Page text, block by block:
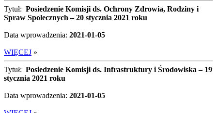
Tytuł: Posiedzenie Komisji ds. Ochrony Zdrowia, Rodziny i
Spraw Społecznych – 20 stycznia 2021 roku
Data wprowadzenia: 2021-01-05
WIĘCEJ »
Tytuł: Posiedzenie Komisji ds. Infrastruktury i Środowiska – 19
stycznia 2021 roku
Data wprowadzenia: 2021-01-05